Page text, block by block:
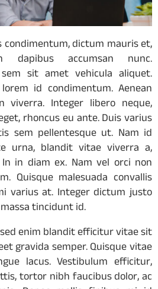
condimentum, dictum mauris et,
dapibus accumsan nunc.
sit amet vehicula aliquet.
id condimentum. Aenean
viverra. Integer libero neque,
rhoncus eu ante. Duis varius
sem pellentesque ut. Nam id
urna, blandit vitae viverra a,
in diam ex. Nam vel orci non
Quisque malesuada convallis
varius at. Integer dictum justo
tincidunt id.
enim blandit efficitur vitae sit
gravida semper. Quisque vitae
lacus. Vestibulum efficitur,
tortor nibh faucibus dolor, ac